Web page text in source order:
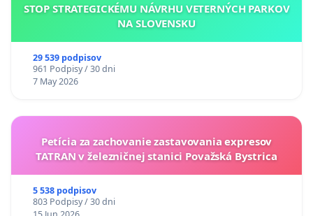
STOP STRATEGICKÉMU NÁVRHU VETERNÝCH PARKOV
NA SLOVENSKU
29 539 podpisov
961 Podpisy / 30 dni
7 May 2026
Petícia za zachovanie zastavovania expresov
TATRAN v železničnej stanici Považská Bystrica
5 538 podpisov
803 Podpisy / 30 dni